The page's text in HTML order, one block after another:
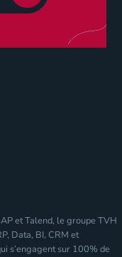
et Talend, le groupe TVH
Data, BI, CRM et
s’engagent sur 100% de